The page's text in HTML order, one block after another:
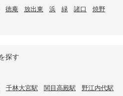
徳庵 放出東 浜 緑 諸口
焼野
探す
千林大宮駅 関目高殿駅
野江内代駅